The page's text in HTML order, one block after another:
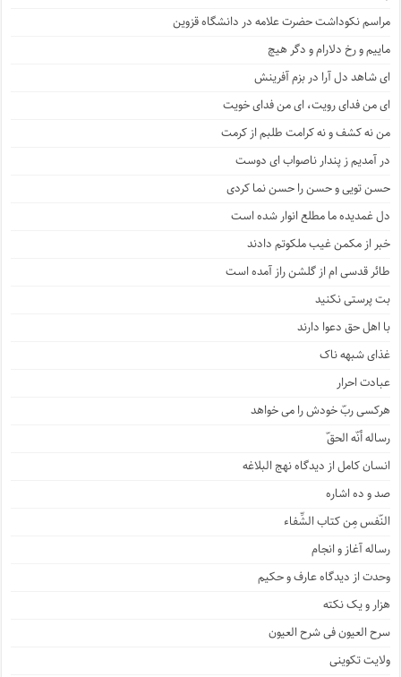
مراسم نکوداشت حضرت علامه در دانشگاه قزوین
ماییم و رخ دلارام و دگر هیچ
ای شاهد دل آرا در بزم آفرینش
ای من فدای رویت، ای من فدای خویت
من نه کشف و نه کرامت طلبم از کرمت
در آمدیم ز پندار ناصواب ای دوست
حسن تویی و حسن را حسن نما کردی
دل غمدیده ما مطلع انوار شده است
خبر از مکمن غیب ملکوتم دادند
طائر قدسی ام از گلشن راز آمده است
بت پرستی نکنید
با اهل حق دعوا دارند
غذای شبهه ناک
عبادت احرار
هرکسی ربّ خودش را می خواهد
رساله أنّه الحقّ
انسان کامل از دیدگاه نهج البلاغه
صد و ده اشاره
النّفس مِن کتاب الشِّفاء
رساله آغاز و انجام
وحدت از دیدگاه عارف و حکیم
هزار و یک نکته
سرح العیون فی شرح العیون
ولایت تکوینی